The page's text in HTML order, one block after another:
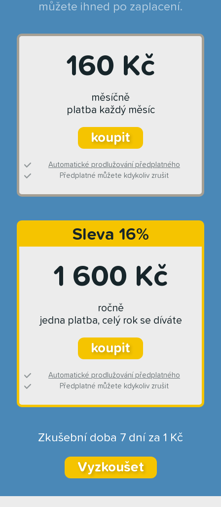
můžete ihned po zaplacení.
160 Kč
měsíčně
platba každý měsíc
koupit
Automatické prodlužování předplatného
Předplatné můžete kdykoliv zrušit
Sleva 16%
1 600 Kč
ročně
jedna platba, celý rok se díváte
koupit
Automatické prodlužování předplatného
Předplatné můžete kdykoliv zrušit
Zkušební doba 7 dní za 1 Kč
Vyzkoušet